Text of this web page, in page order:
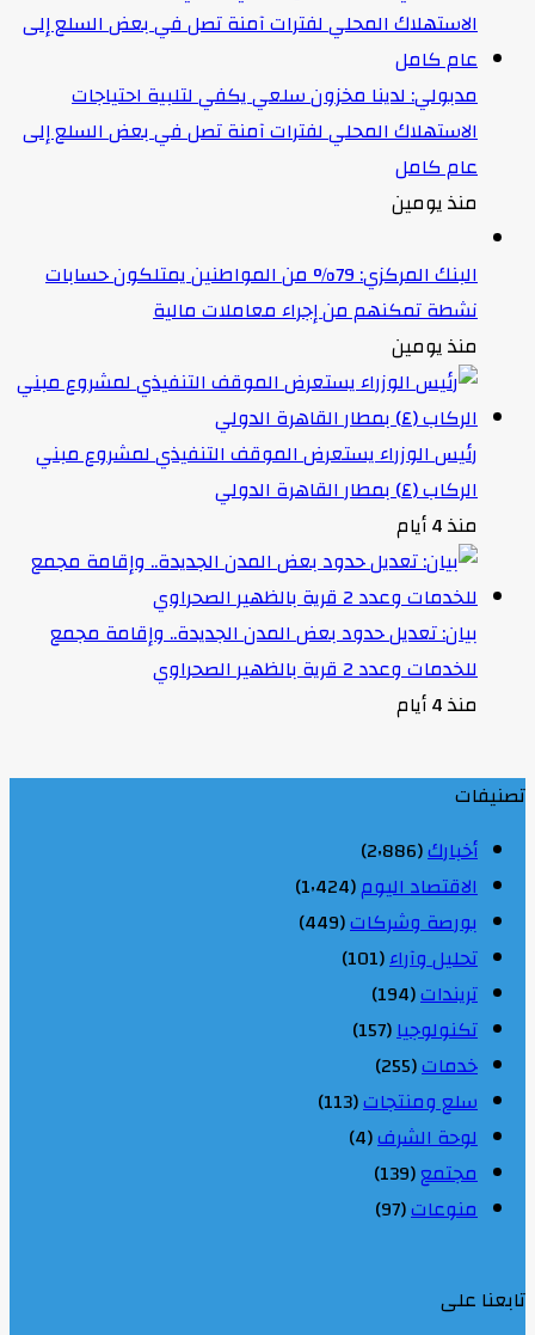
مدبولي: لدينا مخزون سلعي يكفي لتلبية احتياجات
الاستهلاك المحلي لفترات آمنة تصل في بعض السلع إلى
عام كامل
منذ يومين
البنك المركزي: 79% من المواطنين يمتلكون حسابات
نشطة تمكنهم من إجراء معاملات مالية
منذ يومين
رئيس الوزراء يستعرض الموقف التنفيذي لمشروع مبني
الركاب (٤) بمطار القاهرة الدولي
منذ 4 أيام
بيان: تعديل حدود بعض المدن الجديدة.. وإقامة مجمع
للخدمات وعدد 2 قرية بالظهير الصحراوي
منذ 4 أيام
تصنيفات
أخبارك(2٬886)
الاقتصاد اليوم(1٬424)
بورصة وشركات(449)
تحليل وآراء(101)
تريندات(194)
تكنولوجيا(157)
خدمات(255)
سلع ومنتجات(113)
لوحة الشرف(4)
مجتمع(139)
منوعات(97)
تابعنا على